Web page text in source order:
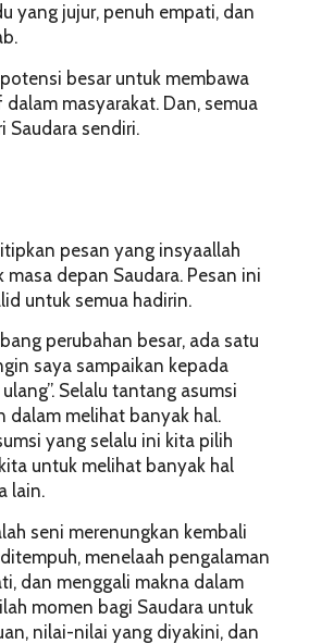
yang jujur, penuh empati, dan
besar untuk membawa
masyarakat. Dan, semua
Saudara sendiri.
pesan yang insyaallah
depan Saudara. Pesan ini
untuk semua hadirin.
perubahan besar, ada satu
saya sampaikan kepada
Selalu tantang asumsi
dalam melihat banyak hal.
yang selalu ini kita pilih
untuk melihat banyak hal
lain.
seni merenungkan kembali
menelaah pengalaman
dan menggali makna dalam
momen bagi Saudara untuk
nilai-nilai yang diyakini, dan